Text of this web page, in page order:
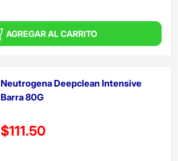
AGREGAR AL CARRITO
Neutrogena Deepclean Intensive
Barra 80G
Precio reducido de
$111.50